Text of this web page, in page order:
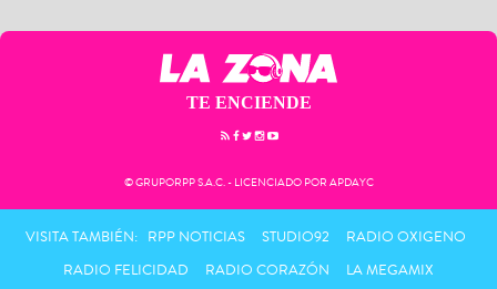
TE ENCIENDE
© GRUPORPP S.A.C. - LICENCIADO POR APDAYC
VISITA TAMBIÉN: RPP NOTICIAS STUDIO92
RADIO OXIGENO
RADIO FELICIDAD
RADIO CORAZÓN LA MEGAMIX